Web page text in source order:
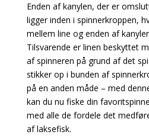
Enden af kanylen, der er
ligger inden i spinnerkroppen,
mellem line og enden af
Tilsvarende er linen beskyttet
af spinneren på grund af det
stikker op i bunden af
på en anden måde – med
kan du nu fiske din
med alle de fordele det
aflaksefisk.